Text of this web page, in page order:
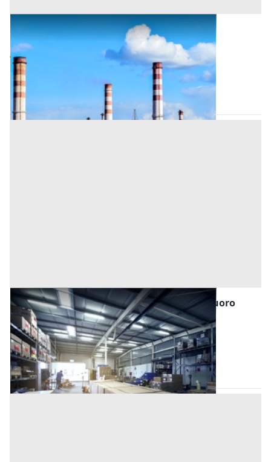
Opifici all'asta a Nuoro
Villagrande Strisaili
Offerta minima
40.210,03 € 53.613,37 €
Codice asta:
CT151233
Asta chiusa
Magazzini e Locali di Deposito all'asta a Nuoro
Villagrande Strisaili (Nuoro)
Offerta minima
23.491,50 € 31.322 €
Codice asta:CT123501
Asta chiusa